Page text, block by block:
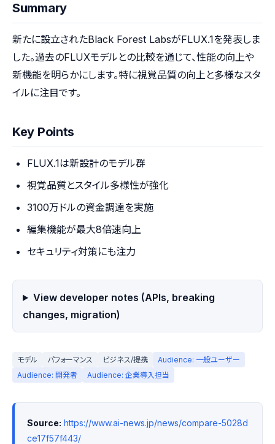
Summary
新たに設立されたBlack Forest LabsがFLUX.1を発表しま
した。過去のFLUXモデルとの比較を通じて、性能の向上や
新機能を明らかにします。特に視覚品質の向上と多様なスタ
イルに注目です。
Key Points
FLUX.1は新設計のモデル群
視覚品質とスタイル多様性が強化
3100万ドルの資金調達を実施
編集機能が最大8倍速向上
セキュリティ対策にも注力
View developer notes (APIs, breaking
changes, migration)
モデル パフォーマンス ビジネス/提携
Audience: 一般ユーザー
Audience: 開発者
Audience: 企業導入担当
Source: https://www.ai-news.jp/news/compare-5028d
ce17f57f443/